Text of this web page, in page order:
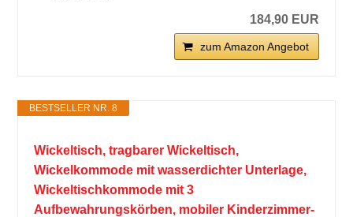
184,90 EUR
zum Amazon Angebot
BESTSELLER NR. 8
Wickeltisch, tragbarer Wickeltisch,
Wickelkommode mit wasserdichter Unterlage,
Wickeltischkommode mit 3
Aufbewahrungskörben, mobiler Kinderzimmer-